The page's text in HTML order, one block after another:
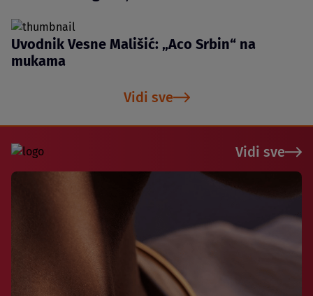
Uvodnik Vesne Mališić: „Aco Srbin“ na
mukama
Vidi sve
Vidi sve